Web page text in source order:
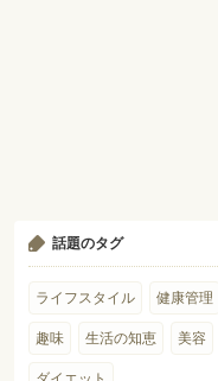
話題のタグ
ライフスタイル 健康管理
趣味 生活の知恵 美容